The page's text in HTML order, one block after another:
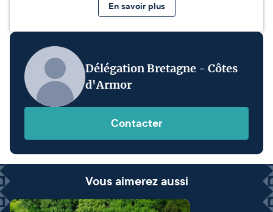
En savoir plus
Délégation Bretagne - Côtes
d'Armor
Contacter
Vous aimerez aussi